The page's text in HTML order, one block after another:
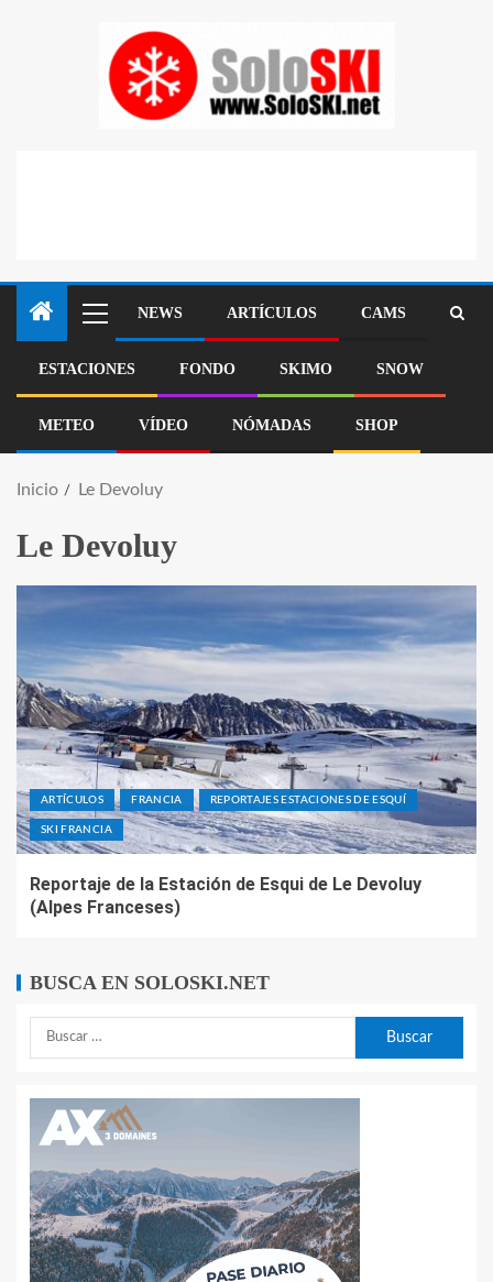
NEWS ARTÍCULOS CAMS
ESTACIONES FONDO SKIMO SNOW
METEO VÍDEO NÓMADAS SHOP
Inicio Le Devoluy
Le Devoluy
ARTÍCULOS FRANCIA REPORTAJES ESTACIONES DE ESQUÍ
SKI FRANCIA
Reportaje de la Estación de Esqui de Le Devoluy
(Alpes Franceses)
BUSCA EN SOLOSKI.NET